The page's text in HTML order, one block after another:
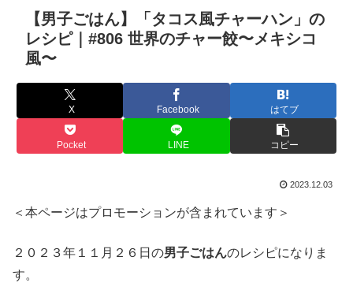
【男子ごはん】「タコス風チャーハン」の
レシピ｜#806 世界のチャー餃〜メキシコ
風〜
X Facebook はてブ
Pocket LINE コピー
2023.12.03
＜本ページはプロモーションが含まれています＞
２０２３年１１月２６日の男子ごはんのレシピになりま
す。